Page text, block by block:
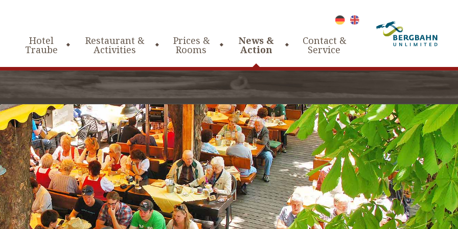
Hotel
Traube
Restaurant &
Activities
Prices &
Rooms
News &
Action
Contact &
Service